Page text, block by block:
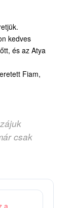
kedves
és az Atya
Fiam,
csak